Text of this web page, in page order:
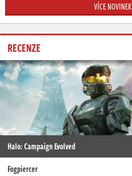
VÍCE NOVINEK
RECENZE
Halo: Campaign Evolved
Fogpiercer